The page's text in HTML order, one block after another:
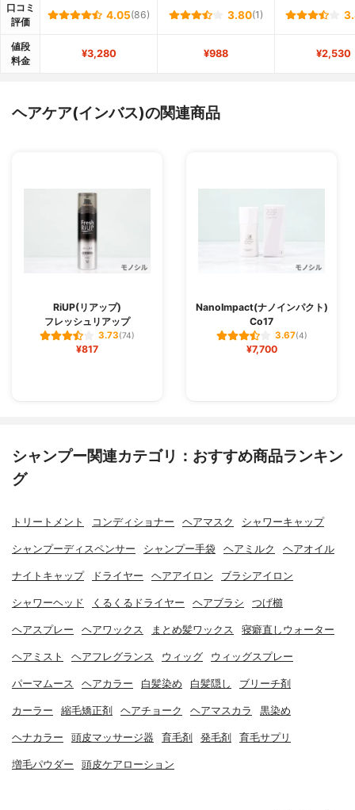
口コミ
評価
4.05(86) 3.80(1)
値段
料金
¥3,280 ¥988 ¥2,530
ヘアケア(インバス)の関連商品
RiUP(リアップ)
フレッシュリアップ
3.73(74)
¥817
NanoImpact(ナノインパクト)
Co17
3.67(4)
¥7,700
シャンプー関連カテゴリ：おすすめ商品ランキン
グ
トリートメント コンディショナー ヘアマスク シャワーキャップ
シャンプーディスペンサー シャンプー手袋 ヘアミルク ヘアオイル
ナイトキャップ ドライヤー ヘアアイロン ブラシアイロン
シャワーヘッド くるくるドライヤー ヘアブラシ つげ櫛
ヘアスプレー ヘアワックス まとめ髪ワックス 寝癖直しウォーター
ヘアミスト ヘアフレグランス ウィッグ ウィッグスプレー
パーマムース ヘアカラー 白髪染め 白髪隠し ブリーチ剤
カーラー 縮毛矯正剤 ヘアチョーク ヘアマスカラ 黒染め
ヘナカラー 頭皮マッサージ器 育毛剤 発毛剤 育毛サプリ
増毛パウダー 頭皮ケアローション